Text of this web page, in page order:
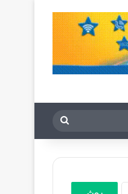
بحث
عن